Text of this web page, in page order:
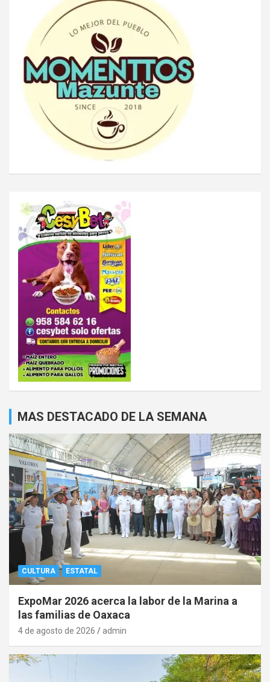
MAS DESTACADO DE LA SEMANA
CULTURA ESTATAL
ExpoMar 2026 acerca la labor de la Marina a
las familias de Oaxaca
4 de agosto de 2026 admin